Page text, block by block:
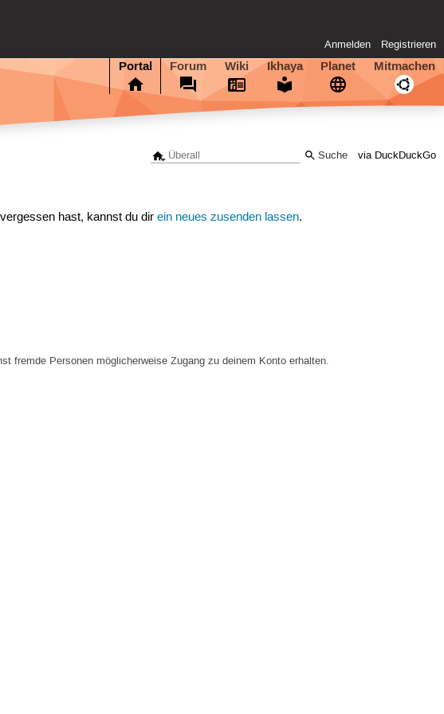
Anmelden Registrieren
Portal Forum Wiki Ikhaya Planet Mitmachen
via DuckDuckGo
hast, kannst du direin neues zusenden lassen.
fremde Personen möglicherweise Zugang zu deinem Konto erhalten.